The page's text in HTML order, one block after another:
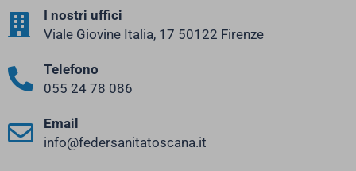
I nostri uffici
Viale Giovine Italia, 17 50122 Firenze
Telefono
055 24 78 086
Email
info@federsanitatoscana.it